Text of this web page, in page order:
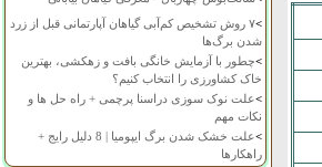
>
۷ روش تشخیص کم‌آبی گیاهان آپارتمانی قبل از زرد
شدن برگ‌ها
>چطور با آزمایش خانگی بافت و زهکشی، بهترین
خاک کشاورزی را انتخاب کنیم؟
>علت نوک سوزی دراسنا پرچمی + راه حل ها و
نکات مهم
>
علت خشک شدن برگ ایپومیا | 8 دلیل رایج +
راهکارها